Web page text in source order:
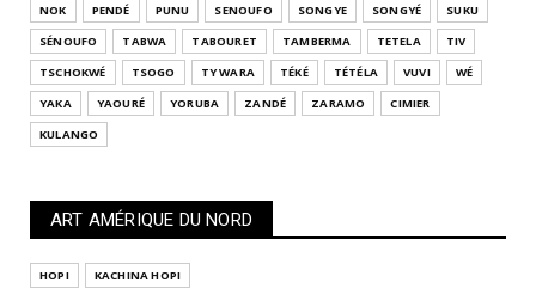
NOK
PENDÉ PUNU SENOUFO SONGYE SONGYÉ
SUKU
SÉNOUFO
TABWA TABOURET TAMBERMA TETELA
TIV
TSCHOKWÉ
TSOGO TY WARA TÉKÉ TÉTÉLA VUVI
WÉ
YAKA
YAOURÉ YORUBA ZANDÉ ZARAMO
CIMIER
KULANGO
ART AMÉRIQUE DU NORD
HOPI KACHINA HOPI